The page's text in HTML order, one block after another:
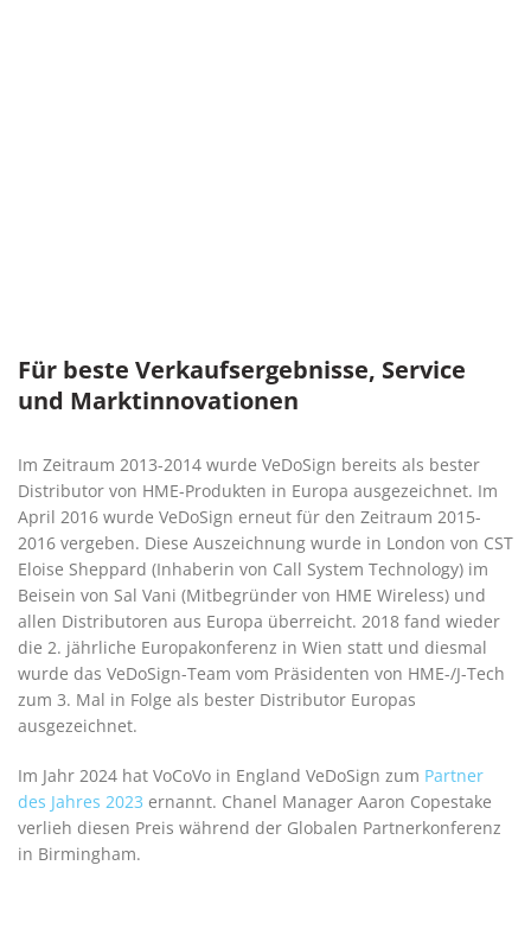
Für beste Verkaufsergebnisse, Service
und Marktinnovationen
Im Zeitraum 2013-2014 wurde VeDoSign bereits als bester
Distributor von HME-Produkten in Europa ausgezeichnet. Im
April 2016 wurde VeDoSign erneut für den Zeitraum 2015-
2016 vergeben. Diese Auszeichnung wurde in London von CST
Eloise Sheppard (Inhaberin von Call System Technology) im
Beisein von Sal Vani (Mitbegründer von HME Wireless) und
allen Distributoren aus Europa überreicht. 2018 fand wieder
die 2. jährliche Europakonferenz in Wien statt und diesmal
wurde das VeDoSign-Team vom Präsidenten von HME-/J-Tech
zum 3. Mal in Folge als bester Distributor Europas
ausgezeichnet.
Im Jahr 2024 hat VoCoVo in England VeDoSign zum Partner
des Jahres 2023 ernannt. Chanel Manager Aaron Copestake
verlieh diesen Preis während der Globalen Partnerkonferenz
in Birmingham.